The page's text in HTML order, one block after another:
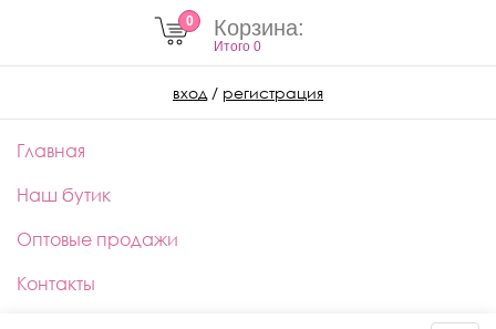
0 Корзина:
Итого 0
вход / регистрация
Главная
Наш бутик
Оптовые продажи
Контакты